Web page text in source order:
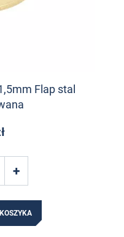
Flap stal